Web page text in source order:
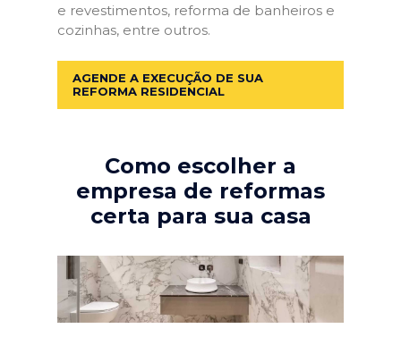
e revestimentos, reforma de banheiros e
cozinhas, entre outros.
AGENDE A EXECUÇÃO DE SUA
REFORMA RESIDENCIAL
Como escolher a
empresa de reformas
certa para sua casa